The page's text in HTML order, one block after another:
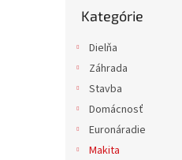
kategórie
Kategórie
Dielňa
Záhrada
Stavba
Domácnosť
Euronáradie
Makita